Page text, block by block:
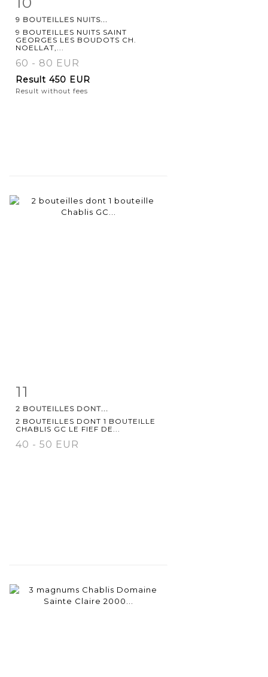
9 BOUTEILLES NUITS...
9 BOUTEILLES NUITS SAINT
GEORGES LES BOUDOTS CH.
NOELLAT,...
60 - 80 EUR
Result 450 EUR
Result without fees
11
2 BOUTEILLES DONT...
2 BOUTEILLES DONT 1 BOUTEILLE
CHABLIS GC LE FIEF DE...
40 - 50 EUR